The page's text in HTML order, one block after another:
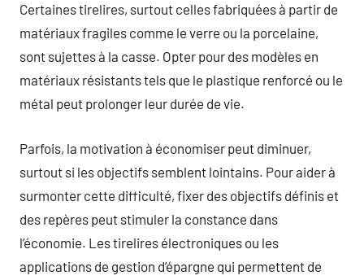
Certaines tirelires, surtout celles fabriquées à partir de
matériaux fragiles comme le verre ou la porcelaine,
sont sujettes à la casse. Opter pour des modèles en
matériaux résistants tels que le plastique renforcé ou le
métal peut prolonger leur durée de vie.
Parfois, la motivation à économiser peut diminuer,
surtout si les objectifs semblent lointains. Pour aider à
surmonter cette difficulté, fixer des objectifs définis et
des repères peut stimuler la constance dans
l’économie. Les tirelires électroniques ou les
applications de gestion d’épargne qui permettent de